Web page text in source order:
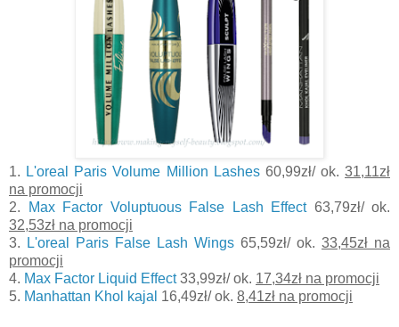
1. L'oreal Paris Volume Million Lashes60,99zł/ ok. 31,11zł
na promocji
2.
Max Factor Voluptuous False Lash Effect63,79zł/ ok.
32,53zł na promocji
3.
L'oreal Paris False Lash Wings 65,59zł/ ok. 33,45zł na
promocji
4. Max Factor Liquid Effect33,99zł/ ok. 17,34zł na promocji
5. Manhattan Khol kajal 16,49zł/ ok. 8,41zł na promocji